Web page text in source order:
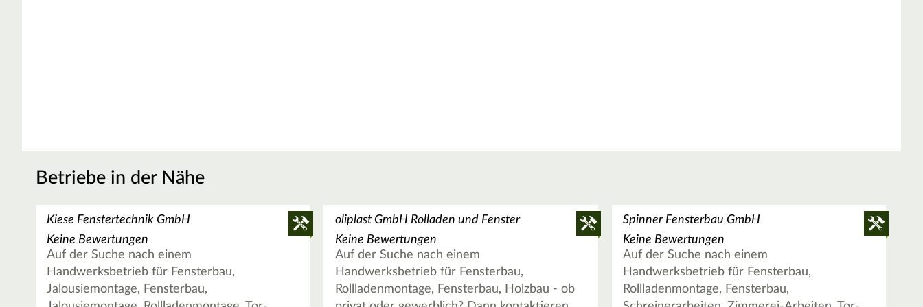
Betriebe in der Nähe
Kiese Fenstertechnik GmbH
Keine Bewertungen
Auf der Suche nach einem
Handwerksbetrieb für Fensterbau,
Jalousiemontage, Fensterbau,
oliplast GmbH Rolladen und Fenster
Keine Bewertungen
Auf der Suche nach einem
Handwerksbetrieb für Fensterbau,
Rollladenmontage, Fensterbau, Holzbau - ob
Spinner Fensterbau GmbH
Keine Bewertungen
Auf der Suche nach einem
Handwerksbetrieb für Fensterbau,
Rollladenmontage, Fensterbau,